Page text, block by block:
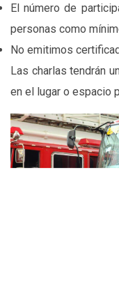
El número de
personas como
No emitimos
Las charlas tendrán
en el lugar o espacio